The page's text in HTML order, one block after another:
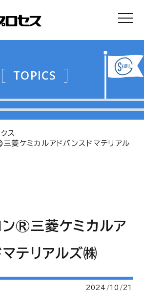
TOPICS
ス
菱ケミカルアドバンスドマテリアル
ン®三菱ケミカルア
マテリアルズ㈱
2024/10/21